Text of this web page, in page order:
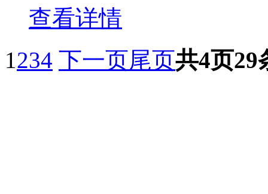
查看详情
1 234 下一页尾页共4页29